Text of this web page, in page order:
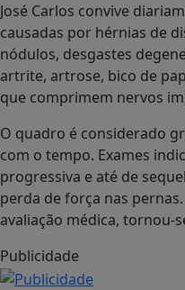
José Carlos convive
causadas por hérnias de
nódulos, desgastes
artrite, artrose, bico de
que comprimem nervos
O quadro é considerado
com o tempo. Exames
progressiva e até de
perda de força nas
avaliação médica, tornou-
Publicidade